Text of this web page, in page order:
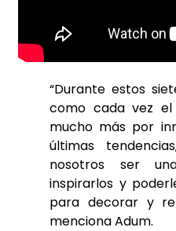
“Durante estos
como cada vez
mucho más por
últimas
nosotros ser
inspirarlos y
para decorar y
menciona Adum.